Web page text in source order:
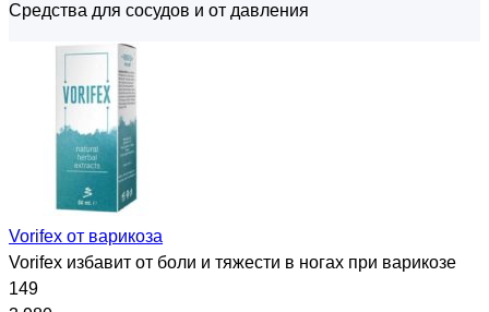
Средства для сосудов и от давления
Vorifex от варикоза
Vorifex избавит от боли и тяжести в ногах при варикозе
149